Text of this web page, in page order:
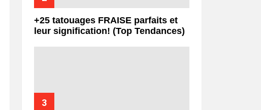
+25 tatouages ​​FRAISE parfaits et
leur signification! (Top Tendances)